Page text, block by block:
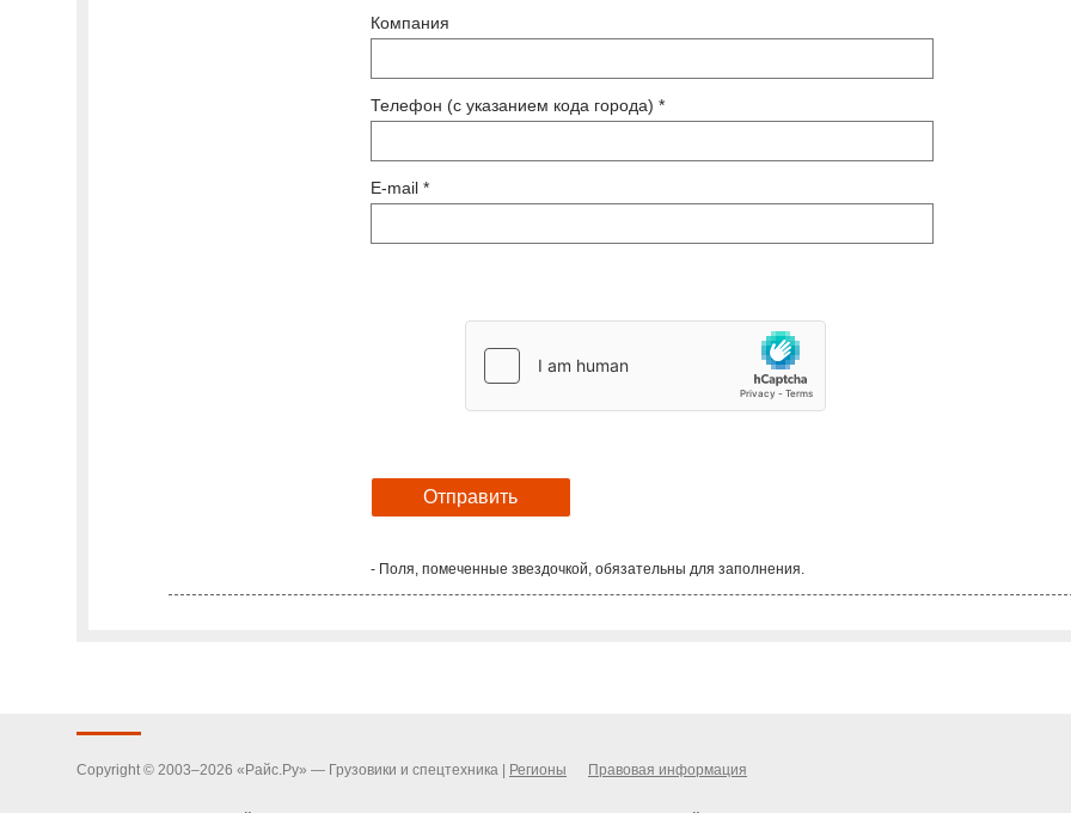
Компания
Телефон (с указанием кода города) *
E-mail *
- Поля, помеченные звездочкой, обязательны для заполнения.
Copyright © 2003–2026 «Райс.Ру» — Грузовики и спецтехника | Регионы Правовая информация